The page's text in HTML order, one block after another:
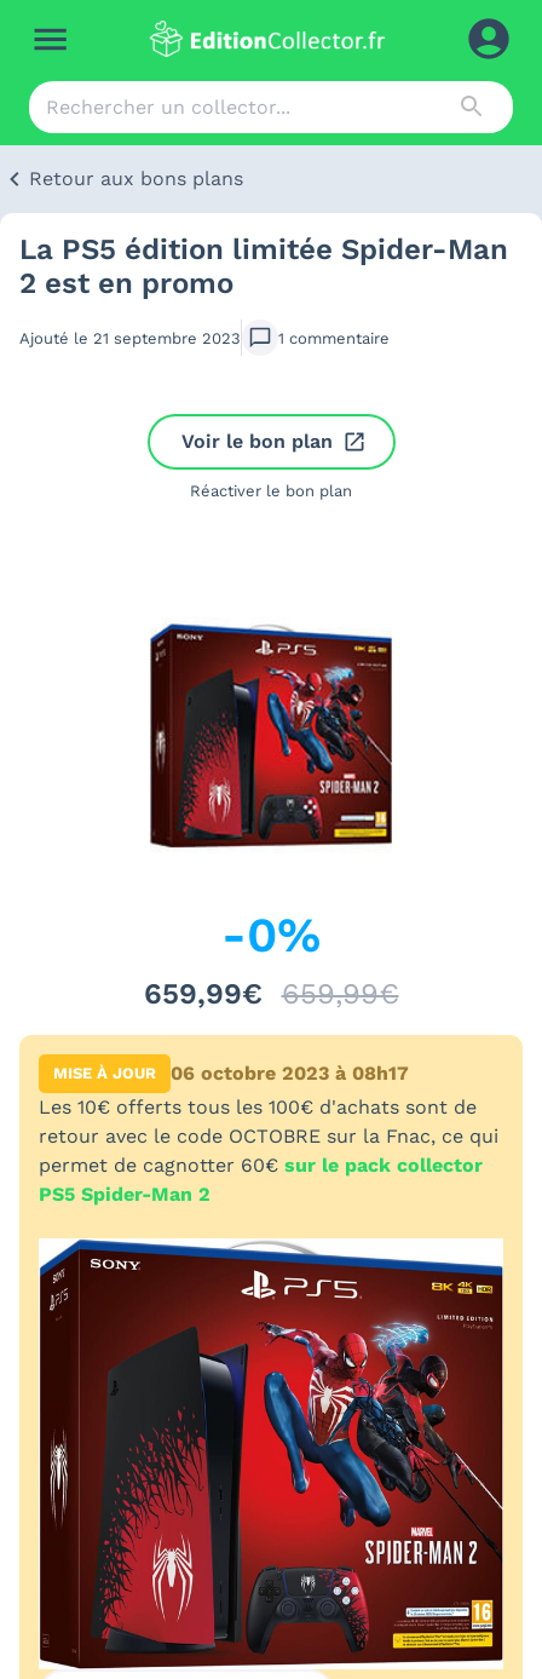
Retour aux bons plans
La PS5 édition limitée Spider-Man
2 est en promo
Ajouté le 21 septembre 2023 1 commentaire
Voir le bon plan
Réactiver le bon plan
-0%
659,99€ 659,99€
MISE À JOUR
06 octobre 2023 à 08h17
Les 10€ offerts tous les 100€ d'achats sont de
retour avec le code OCTOBRE sur la Fnac, ce qui
permet de cagnotter 60€ sur le pack collector
PS5 Spider-Man 2